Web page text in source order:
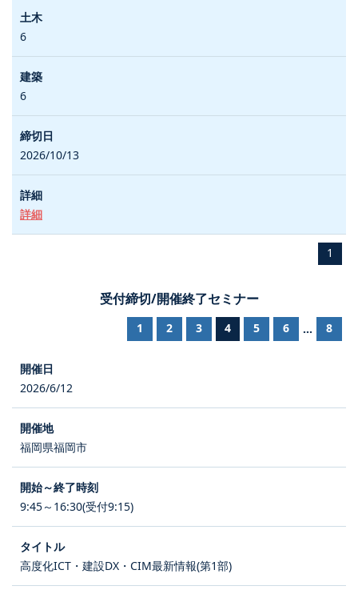
6
6
2026/10/13
詳細
1
受付締切/開催終了セミナー
1 2 3 4 5 6 ... 8
2026/6/12
福岡県福岡市
9:45～16:30(受付9:15)
高度化ICT・建設DX・CIM最新情報(第1部)